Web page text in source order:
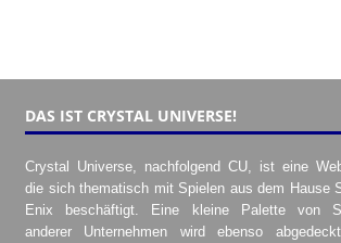
DAS IST CRYSTAL UNIVERSE!
Crystal Universe, nachfolgend CU, ist eine
die sich thematisch mit Spielen aus dem Hause
Enix beschäftigt. Eine kleine Palette von
anderer Unternehmen wird ebenso